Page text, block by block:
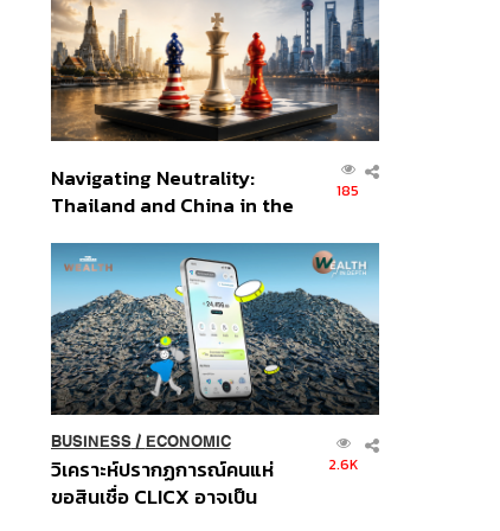
อินโดนีเซีย
Navigating Neutrality:
Thailand and China in the
Order
185
BUSINESS/ ECONOMIC
วิเคราะห์ปรากฏการณ์คนแห่
ขอสินเชื่อ CLICX อาจเป็น
2.6K